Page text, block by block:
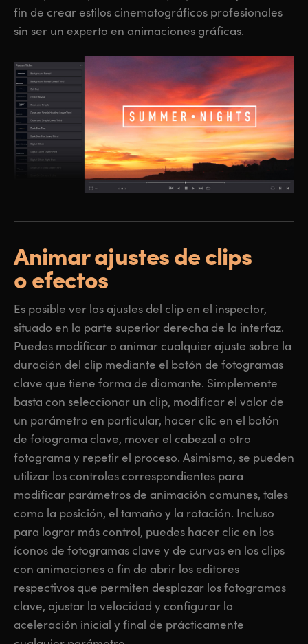
fin de crear estilos cinematográficos profesionales
sin ser un experto en animaciones gráficas.
Animarajustesdeclips
o efectos
Es posible ver los ajustes del clip en el inspector,
situado en la parte superior derecha de la interfaz.
Puedes modificar o animar cualquier ajuste sobre la
duración del clip mediante el botón de fotogramas
clave que tiene forma de diamante. Simplemente
basta con seleccionar un clip, modificar el valor de
un parámetro en particular, hacer clic en el botón
de fotograma clave, mover el cabezal a otro
fotograma y repetir el proceso. Asimismo, se pueden
utilizar los controles correspondientes para
modificar parámetros de animación comunes, tales
como la posición, el tamaño y la rotación. Incluso
para lograr más control, puedes hacer clic en los
íconos de fotogramas clave y de curvas en los clips
con animaciones a fin de abrir los editores
respectivos que permiten desplazar los fotogramas
clave, ajustar la velocidad y configurar la
aceleración inicial y final de prácticamente